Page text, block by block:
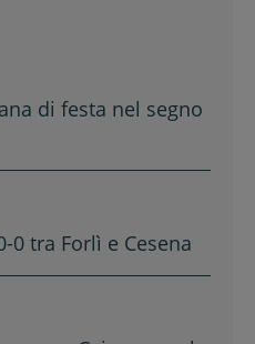
di festa nel segno
0 tra Forlì e Cesena